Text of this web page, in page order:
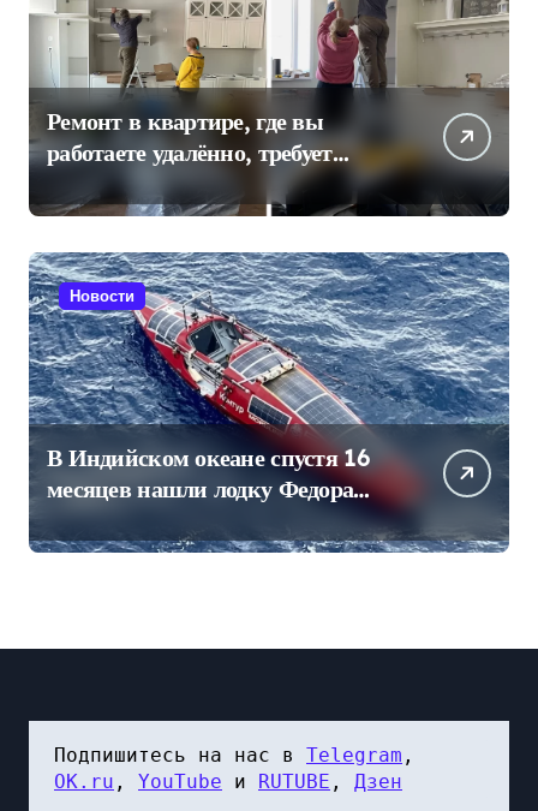
Ремонт в квартире, где вы
работаете удалённо, требует
отдельного плана
Новости
В Индийском океане спустя 16
месяцев нашли лодку Федора
Конюхова
Подпишитесь на нас в Telegram
OK.ru , YouTube и RUTUBE , Дзен